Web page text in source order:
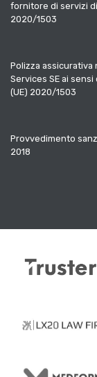
fornitore di servizi
2020/1503
Polizza assicurativa
Services SE ai sensi
(UE) 2020/1503
Provvedimento
2018